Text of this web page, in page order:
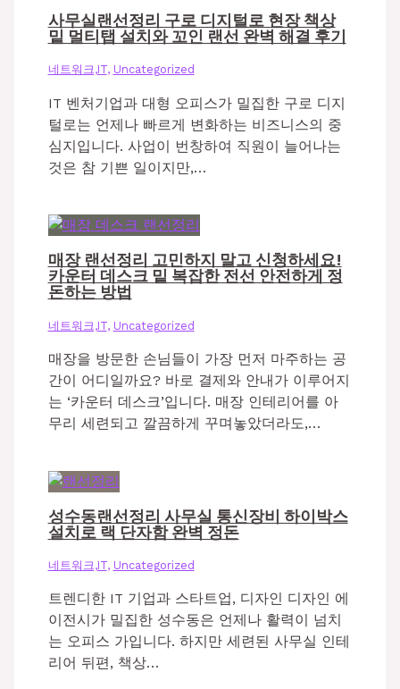
사무실랜선정리 구로 디지털로 현장 책상
밑 멀티탭 설치와 꼬인 랜선 완벽 해결 후기
네트워크,IT, Uncategorized
IT 벤처기업과 대형 오피스가 밀집한 구로 디지
털로는 언제나 빠르게 변화하는 비즈니스의 중
심지입니다. 사업이 번창하여 직원이 늘어나는
것은 참 기쁜 일이지만,…
매장 랜선정리 고민하지 말고 신청하세요!
카운터 데스크 밑 복잡한 전선 안전하게 정
돈하는 방법
네트워크,IT, Uncategorized
매장을 방문한 손님들이 가장 먼저 마주하는 공
간이 어디일까요? 바로 결제와 안내가 이루어지
는 ‘카운터 데스크’입니다. 매장 인테리어를 아
무리 세련되고 깔끔하게 꾸며놓았더라도,…
성수동랜선정리 사무실 통신장비 하이박스
설치로 랙 단자함 완벽 정돈
네트워크,IT, Uncategorized
트렌디한 IT 기업과 스타트업, 디자인 디자인 에
이전시가 밀집한 성수동은 언제나 활력이 넘치
는 오피스 가입니다. 하지만 세련된 사무실 인테
리어 뒤편, 책상…